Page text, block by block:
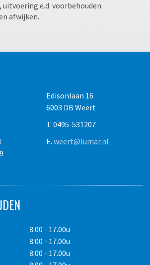
e.d. voorbehouden.
afwijken.
Edisonlaan 16
6003 DB Weert
T. 0495-531207
E. weert@lumar.nl
8.00 - 17.00u
8.00 - 17.00u
8.00 - 17.00u